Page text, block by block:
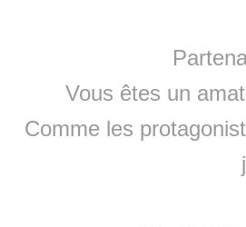
Vous êtes un
Comme les